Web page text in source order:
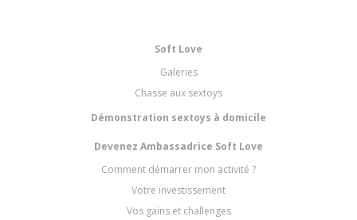
Soft Love
Galeries
Chasse aux sextoys
Démonstration sextoys à domicile
Devenez Ambassadrice Soft Love
Comment démarrer mon activité ?
Votre investissement
Vos gains et challenges